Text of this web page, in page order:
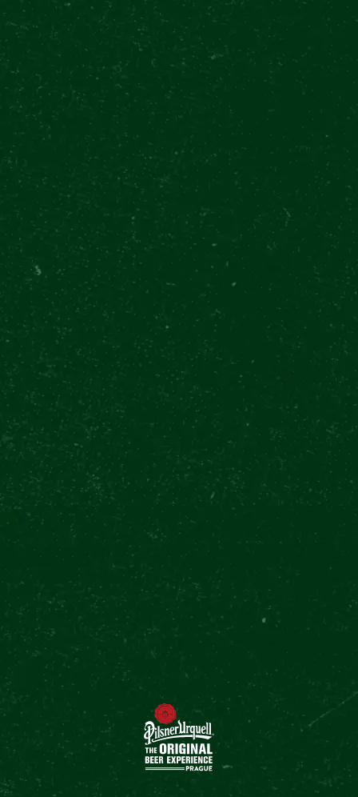
MARKENSHOP
ÜBER UNS
KONTAKT
PROGRAMM
Lorem ipsum dolor sit amet, consectetur
adipiscing elit. Etiam hendrerit aliquet est ut
pretium. Proin dignissim leo viverra, euismod
neque at, faucibus neque. Mauris eu mattis purus.
Maecenas id sem posuere, mollis tortor eu, mollis
turpis
LOREM IPSUM
Lorem ipsum dolor sit amet, consectetur adipiscing
elit. Etiam hendrerit aliquet est ut pretium. Proin
dignissim leo viverra, euismod neque at, faucibus
neque. Mauris eu mattis purus. Maecenas id sem
posuere, mollis tortor eu, mollis turpis